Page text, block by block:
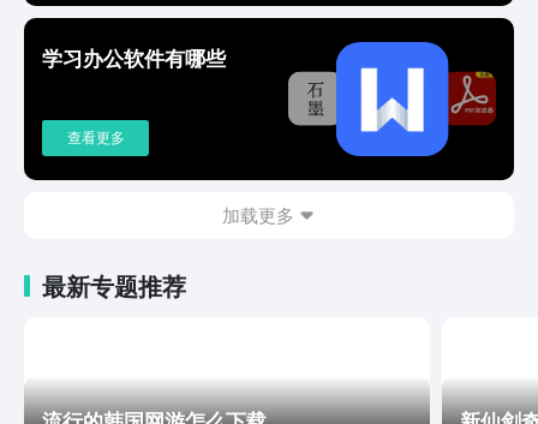
学习办公软件有哪些
查看更多
加载更多
最新专题推荐